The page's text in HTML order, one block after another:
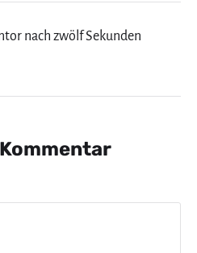
nach zwölf Sekunden